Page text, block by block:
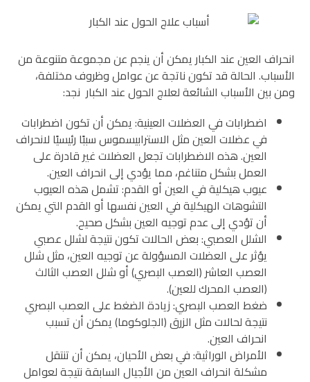
انحراف العين عند الكبار يمكن أن ينجم عن مجموعة متنوعة من
الأسباب. الحالة قد تكون ناتجة عن عوامل وظروف مختلفة،
ومن بين الأسباب الشائعة لعلاج الحول عند الكبار نجد:
اضطرابات في العضلات العينية: يمكن أن تكون اضطرابات
في عضلات العين مثل الاسترابيسموس سببًا رئيسيًا لانحراف
العين. هذه الاضطرابات تجعل العضلات غير قادرة على
العمل بشكل متناغم، مما يؤدي إلى انحراف العين.
عيوب هيكلية في العين أو القدم: تشمل هذه العيوب
التشوهات الهيكلية في العين نفسها أو القدم التي يمكن
أن تؤدي إلى عدم توجيه العين بشكل صحيح.
الشلل العصبي: بعض الحالات تكون نتيجة لشلل عصبي
يؤثر على العضلات المسؤولة عن توجيه العين، مثل شلل
العصب العاشر (العصب البصري) أو شلل العصب الثالث
(العصب المحرك للعين).
ضغط العصب البصري: زيادة الضغط على العصب البصري
نتيجة لحالات مثل الزرق (الجلوكوما) يمكن أن تسبب
انحراف العين.
الأمراض الوراثية: في بعض الأحيان، يمكن أن تنتقل
مشكلة انحراف العين من الأجيال السابقة نتيجة لعوامل